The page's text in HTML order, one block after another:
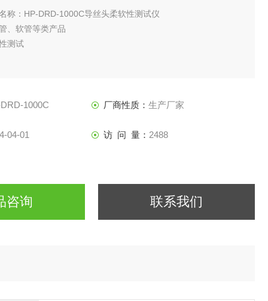
称：HP-DRD-1000C导丝头柔软性测试仪
、软管等类产品
测试
1000C 厂商性质： 生产厂家
04-01 访 问 量： 2488
咨询 联系我们